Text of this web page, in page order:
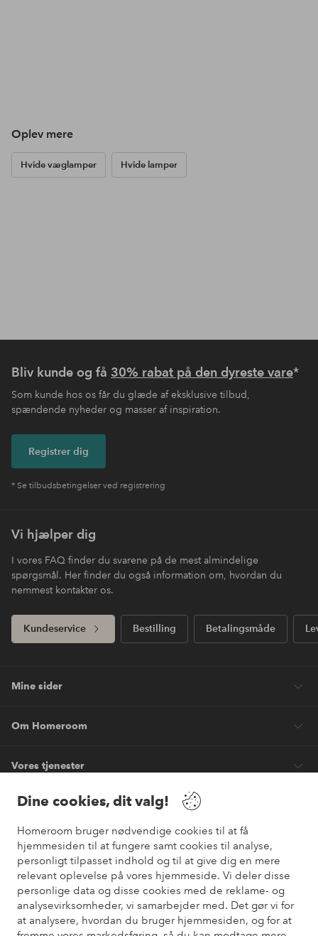
Dine cookies, dit valg!
Homeroom bruger nødvendige cookies til at få
hjemmesiden til at fungere samt cookies til analyse,
personligt tilpasset indhold og til at give dig en mere
relevant oplevelse på vores hjemmeside. Vi deler disse
personlige data og disse cookies med de reklame- og
analysevirksomheder, vi samarbejder med. Det gør vi for
at analysere, hvordan du bruger hjemmesiden, og for at
Oplev mere
Hvide væglamper Hvide lamper
Bliv kunde og få 30% rabat på den dyreste vare*
Som kunde hos os får du glæde af eksklusive tilbud,
spændende nyheder og masser af inspiration.
Registrer dig
* Se tilbudsbetingelser ved registrering
Vi hjælper dig
I vores FAQ finder du svarene på de mest almindelige
spørgsmål. Her finder du også information om, hvordan du
nemmest kontakter os.
Kundeservice Bestilling Betalingsmåde
Mine sider
Om Homeroom
Vores tjenester
Vilkår
Venner
Sikre betalinger
Vil du vide mere om vores betalingsmuligheder ?